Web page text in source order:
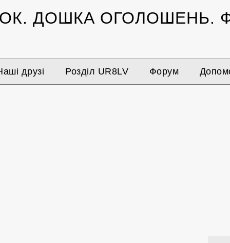
ДОШКА ОГОЛОШЕНЬ.
друзі Розділ UR8LV Форум